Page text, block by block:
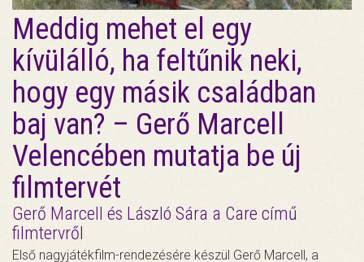
Meddig mehet el egy
kívülálló, ha feltűnik neki,
hogy egy másik családban
baj van? – Gerő Marcell
Velencében mutatja be új
filmtervét
Gerő Marcell és László Sára a Care című
filmtervről
Első nagyjátékfilm-rendezésére készül Gerő Marcell, a